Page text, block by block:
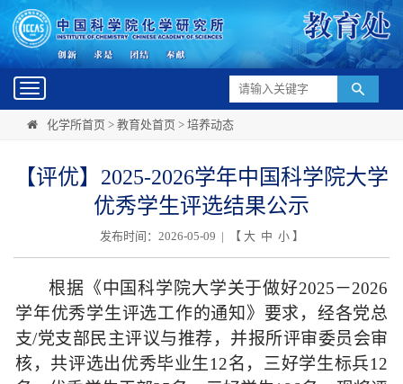
Toggle
navigation
化学所首页 > 教育处首页 > 培养动态
【评优】2025-2026学年中国科学院大学
优秀学生评选结果公示
发布时间：2026-05-09 | 【 大 中 小】
根据《中国科学院大学关于做好2025－2026
学年优秀学生评选工作的通知》要求，经各党总
支/党支部民主评议与推荐，并报所评审委员会审
核，共评选出优秀毕业生1 2名 ， 三好学生标兵12